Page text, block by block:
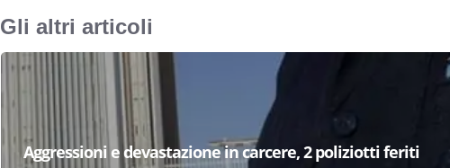
Gli altri articoli
Aggressioni e devastazione in carcere, 2 poliziotti feriti